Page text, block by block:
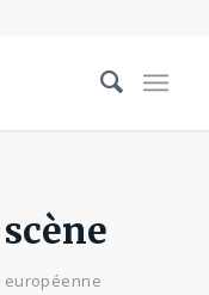
européenne